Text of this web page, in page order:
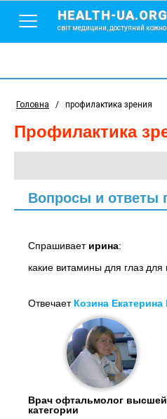
HEALTH-UA.ORG
світ медицини, доступний
Головна / профилактика зрения
профилактика
Вопросы и ответы
Спрашивает ирина:
какие витамины для глаз
Отвечает Козина
Врач офтальмолог высшей
категории